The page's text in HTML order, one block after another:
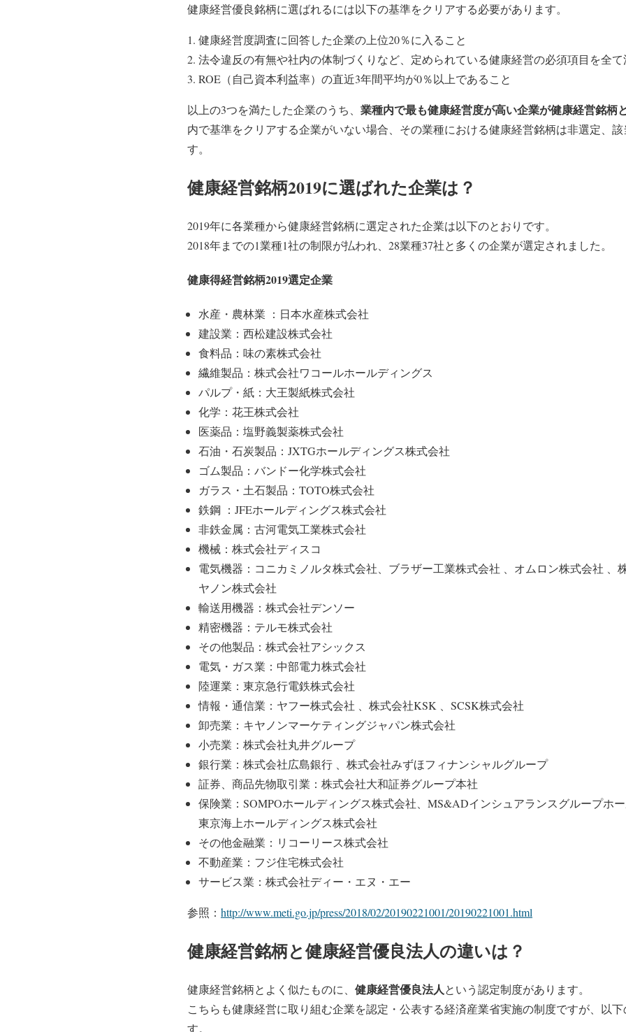
健康経営優良銘柄に選ばれるには以下の基準をクリアする必要があります。
健康経営度調査に回答した企業の 上位20％に入ること
法令違反の有無や社内の体制づくりなど、定められている健康経営の必須項目を全て
ROE （自己資本利益率）の直近3年間平均が0％以上であること
以上の3つを満たした企業のうち、 業種内で最も健康経営度が高い企業が健康経営銘柄
内で基準をクリアする企業がいない場合、その業種における健康経営銘柄は非選定、
す。
健康経営銘柄2019に選ばれた企業は？
2019年に各業種から健康経営銘柄に選定された企業は以下のとおりです。
2018年までの1業種1社の制限が払われ、28業種37社と多くの企業が選定されました。
健康得経営銘柄2019選定企業
水産・農林業 ：日本水産株式会社
建設業：西松建設株式会社
食料品：味の素株式会社
繊維製品：株式会社ワコールホールディングス
パルプ・紙：大王製紙株式会社
化学：花王株式会社
医薬品：塩野義製薬株式会社
石油・石炭製品：JXTGホールディングス株式会社
ゴム製品：バンドー化学株式会社
ガラス・土石製品：TOTO株式会社
鉄鋼 ：JFEホールディングス株式会社
非鉄金属：古河電気工業株式会社
機械：株式会社ディスコ
電気機器：コニカミノルタ株式会社、ブラザー工業株式会社 、オムロン株式会社 、
ヤノン株式会社
輸送用機器：株式会社デンソー
精密機器：テルモ株式会社
その他製品：株式会社アシックス
電気・ガス業：中部電力株式会社
陸運業：東京急行電鉄株式会社
情報・通信業：ヤフー株式会社 、株式会社KSK 、SCSK株式会社
卸売業：キヤノンマーケティングジャパン株式会社
小売業：株式会社丸井グループ
銀行業：株式会社広島銀行 、株式会社みずほフィナンシャルグループ
証券、商品先物取引業：株式会社大和証券グループ本社
保険業：SOMPOホールディングス株式会社、MS&ADインシュアランスグループホー
東京海上ホールディングス株式会社
その他金融業：リコーリース株式会社
不動産業：フジ住宅株式会社
サービス業：株式会社ディー・エヌ・エー
参照： http://www.meti.go.jp/press/2018/02/20190221001/20190221001.html
健康経営銘柄と健康経営優良法人の違いは？
健康経営銘柄とよく似たものに、 健康経営優良法人という認定制度があります。
こちらも健康経営に取り組む企業を認定・公表する経済産業省実施の制度ですが、以
す。